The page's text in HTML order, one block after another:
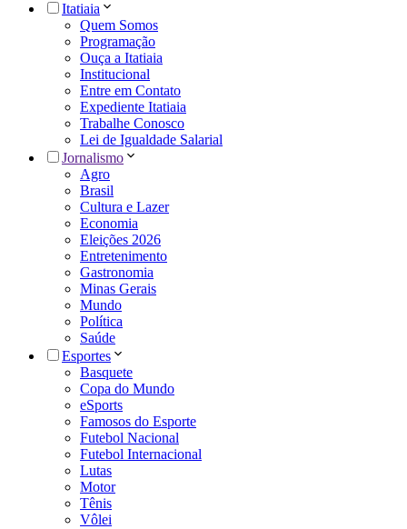
Itatiaia
Quem Somos
Programação
Ouça a Itatiaia
Institucional
Entre em Contato
Expediente Itatiaia
Trabalhe Conosco
Lei de Igualdade Salarial
Jornalismo
Agro
Brasil
Cultura e Lazer
Economia
Eleições 2026
Entretenimento
Gastronomia
Minas Gerais
Mundo
Política
Saúde
Esportes
Basquete
Copa do Mundo
eSports
Famosos do Esporte
Futebol Nacional
Futebol Internacional
Lutas
Motor
Tênis
Vôlei